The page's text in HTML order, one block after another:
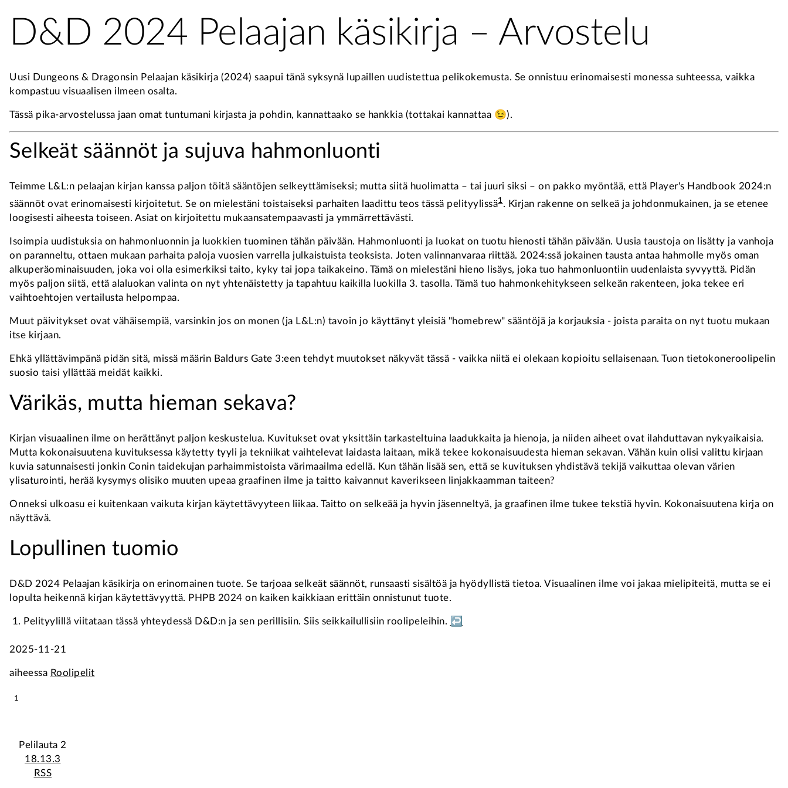
D&D 2024 Pelaajan käsikirja – Arvostelu
Uusi Dungeons & Dragonsin Pelaajan käsikirja (2024) saapui tänä syksynä lupaillen uudistettua pelikokemusta. Se onnistuu erinomaisesti monessa suhteessa, vaikka
kompastuu visuaalisen ilmeen osalta.
Tässä pika-arvostelussa jaan omat tuntumani kirjasta ja pohdin, kannattaako se hankkia (tottakai kannattaa 😉).
Selkeät säännöt ja sujuva hahmonluonti
Teimme L&L:n pelaajan kirjan kanssa paljon töitä sääntöjen selkeyttämiseksi; mutta siitä huolimatta – tai juuri siksi – on pakko myöntää, että Player's Handbook 2024:n
säännöt ovat erinomaisesti kirjoitetut. Se on mielestäni toistaiseksi parhaiten laadittu teos tässä pelityylissä1. Kirjan rakenne on selkeä ja johdonmukainen, ja se etenee
loogisesti aiheesta toiseen. Asiat on kirjoitettu mukaansatempaavasti ja ymmärrettävästi.
Isoimpia uudistuksia on hahmonluonnin ja luokkien tuominen tähän päivään. Hahmonluonti ja luokat on tuotu hienosti tähän päivään. Uusia taustoja on lisätty ja vanhoja
on paranneltu, ottaen mukaan parhaita paloja vuosien varrella julkaistuista teoksista. Joten valinnanvaraa riittää. 2024:ssä jokainen tausta antaa hahmolle myös oman
alkuperäominaisuuden, joka voi olla esimerkiksi taito, kyky tai jopa taikakeino. Tämä on mielestäni hieno lisäys, joka tuo hahmonluontiin uudenlaista syvyyttä. Pidän
myös paljon siitä, että alaluokan valinta on nyt yhtenäistetty ja tapahtuu kaikilla luokilla 3. tasolla. Tämä tuo hahmonkehitykseen selkeän rakenteen, joka tekee eri
vaihtoehtojen vertailusta helpompaa.
Muut päivitykset ovat vähäisempiä, varsinkin jos on monen (ja L&L:n) tavoin jo käyttänyt yleisiä "homebrew" sääntöjä ja korjauksia - joista paraita on nyt tuotu mukaan
itse kirjaan.
Ehkä yllättävimpänä pidän sitä, missä määrin Baldurs Gate 3:een tehdyt muutokset näkyvät tässä - vaikka niitä ei olekaan kopioitu sellaisenaan. Tuon tietokoneroolipelin
suosio taisi yllättää meidät kaikki.
Värikäs, mutta hieman sekava?
Kirjan visuaalinen ilme on herättänyt paljon keskustelua. Kuvitukset ovat yksittäin tarkasteltuina laadukkaita ja hienoja, ja niiden aiheet ovat ilahduttavan nykyaikaisia.
Mutta kokonaisuutena kuvituksessa käytetty tyyli ja tekniikat vaihtelevat laidasta laitaan, mikä tekee kokonaisuudesta hieman sekavan. Vähän kuin olisi valittu kirjaan
kuvia satunnaisesti jonkin Conin taidekujan parhaimmistoista värimaailma edellä. Kun tähän lisää sen, että se kuvituksen yhdistävä tekijä vaikuttaa olevan värien
ylisaturointi, herää kysymys olisiko muuten upeaa graafinen ilme ja taitto kaivannut kaverikseen linjakkaamman taiteen?
Onneksi ulkoasu ei kuitenkaan vaikuta kirjan käytettävyyteen liikaa. Taitto on selkeää ja hyvin jäsenneltyä, ja graafinen ilme tukee tekstiä hyvin. Kokonaisuutena kirja on
näyttävä.
Lopullinen tuomio
D&D 2024 Pelaajan käsikirja on erinomainen tuote. Se tarjoaa selkeät säännöt, runsaasti sisältöä ja hyödyllistä tietoa. Visuaalinen ilme voi jakaa mielipiteitä, mutta se ei
lopulta heikennä kirjan käytettävyyttä. PHPB 2024 on kaiken kaikkiaan erittäin onnistunut tuote.
Footnotes
Pelityylillä viitataan tässä yhteydessä D&D:n ja sen perillisiin. Siis seikkailullisiin roolipeleihin. ↩
2025-11-21
aiheessa Roolipelit
1
Pelilauta 2
18.13.3
RSS